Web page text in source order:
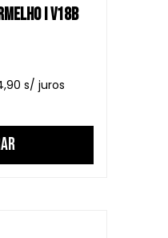
I V18B